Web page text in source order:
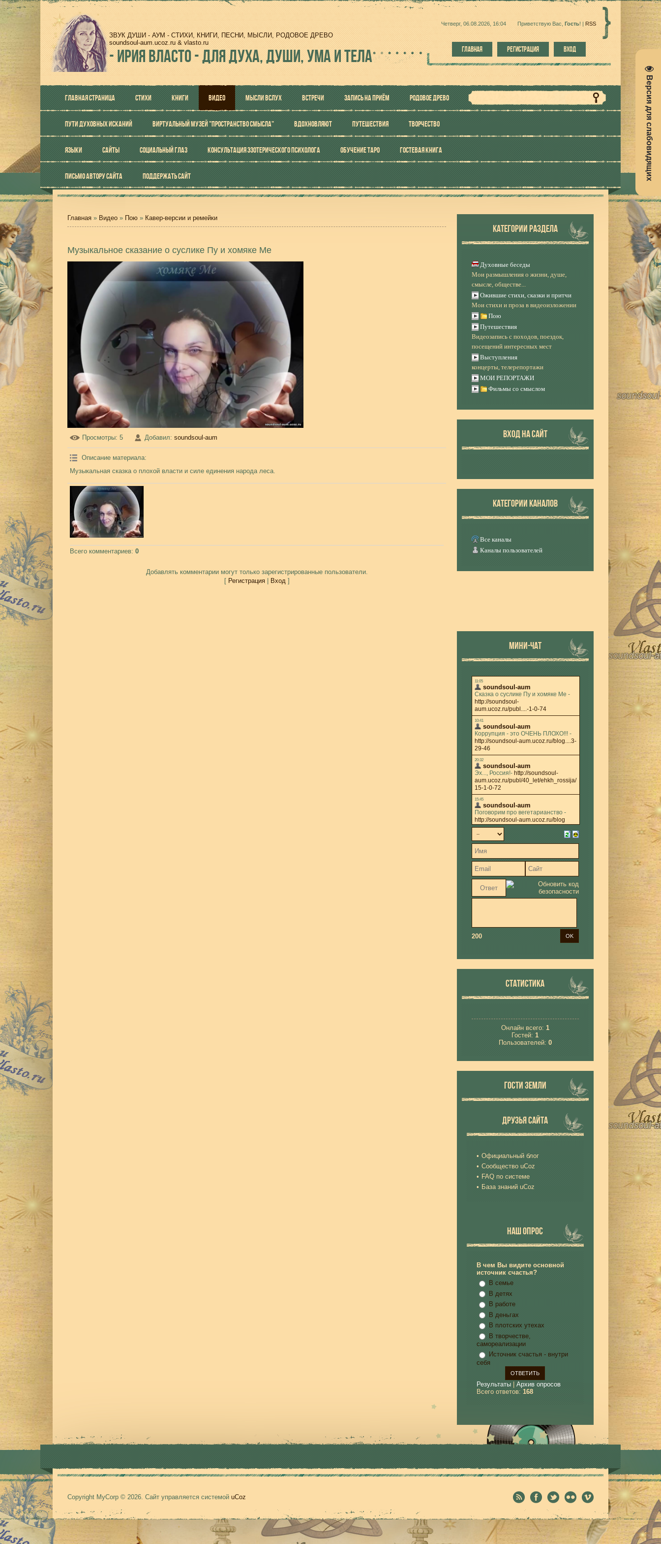
Версия для слабовидящих
ЗВУК ДУШИ - АУМ - СТИХИ, КНИГИ, ПЕСНИ, МЫСЛИ, РОДОВОЕ ДРЕВО
soundsoul-aum.ucoz.ru & vlasto.ru
-ИРИЯ ВЛАСТО - ДЛЯ ДУХА, ДУШИ, УМА И ТЕЛА
Четверг, 06.08.2026, 16:04 Приветствую Вас Гость! | RSS
ГЛАВНАЯ РЕГИСТРАЦИЯ ВХОД
ГЛАВНАЯ СТРАНИЦА СТИХИ КНИГИ ВИДЕО МЫСЛИ ВСЛУХ ВСТРЕЧИ ЗАПИСЬ НА ПРИЁМ РОДОВОЕ ДРЕВО
ПУТИ ДУХОВНЫХ ИСКАНИЙ ВИРТУАЛЬНЫЙ МУЗЕЙ "ПРОСТРАНСТВО СМЫСЛА" ВДОХНОВЛЯЮТ ПУТЕШЕСТВИЯ ТВОРЧЕСТВО
ЯЗЫКИ САЙТЫ СОЦИАЛЬНЫЙ ГЛАЗ КОНСУЛЬТАЦИЯ ЭЗОТЕРИЧЕСКОГО ПСИХОЛОГА ОБУЧЕНИЕ ТАРО ГОСТЕВАЯ КНИГА
ПИСЬМО АВТОРУ САЙТА ПОДДЕРЖАТЬ САЙТ
Главная » Видео » Пою » Кавер-версии и ремейки
Музыкальное сказание о суслике Пу и хомяке Ме
Просмотры: 5 Добавил: soundsoul-aum
Описание материала:
Музыкальная сказка о плохой власти и силе единения народа леса.
Всего комментариев: 0
Добавлять комментарии могут только зарегистрированные пользователи.
[ Регистрация| Вход ]
КАТЕГОРИИ РАЗДЕЛА
Духовные беседы
Мои размышления о жизни, душе,
смысле, обществе...
Ожившие стихи, сказки и притчи
Мои стихи и проза в видеоизложении
Пою
Путешествия
Видеозапись с походов, поездок,
посещений интересных мест
Выступления
концерты, телерепортажи
МОИ РЕПОРТАЖИ
Фильмы со смыслом
ВХОД НА САЙТ
КАТЕГОРИИ КАНАЛОВ
Все каналы
Каналы пользователей
МИНИ-ЧАТ
200
СТАТИСТИКА
Онлайн всего: 1
Гостей:1
Пользователей: 0
ГОСТИ ЗЕМЛИ
ДРУЗЬЯ САЙТА
Официальный блог
Сообщество uCoz
FAQ по системе
База знаний uCoz
НАШ ОПРОС
В чем Вы видите основной
источник счастья?
В семье
В детях
В работе
В деньгах
В плотских утехах
В творчестве,
самореализации
Источник счастья - внутри
себя
Результаты| Архив опросов
Всего ответов: 168
Copyright MyCorp © 2026. Сайт управляется системой uCoz